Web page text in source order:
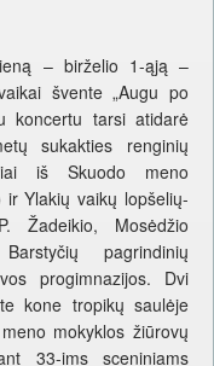
– birželio 1-ąją –
švente „Augu po
koncertu tarsi atidarė
sukakties renginių
iš Skuodo meno
ir Ylakių vaikų lopšelių-
Žadeikio, Mosėdžio
pagrindinių
progimnazijos. Dvi
kone tropikų saulėje
mokyklos žiūrovų
33-ims sceniniams